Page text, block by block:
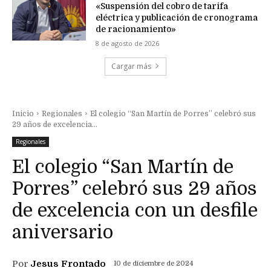
«Suspensión del cobro de tarifa
eléctrica y publicación de cronograma
de racionamiento»
8 de agosto de 2026
Cargar más